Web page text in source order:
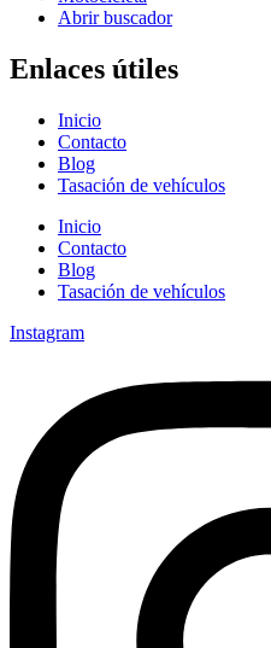
Abrir buscador
Enlaces útiles
Inicio
Contacto
Blog
Tasación de vehículos
Inicio
Contacto
Blog
Tasación de vehículos
Instagram